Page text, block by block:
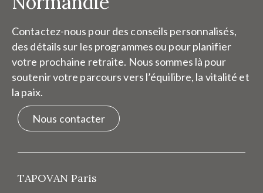
Contactez-nous pour des conseils personnalisés,
des détails sur les programmes ou pour planifier
votre prochaine retraite. Nous sommes là pour
soutenir votre parcours vers l’équilibre, la vitalité et
la paix.
Nous contacter
TAPOVAN Paris